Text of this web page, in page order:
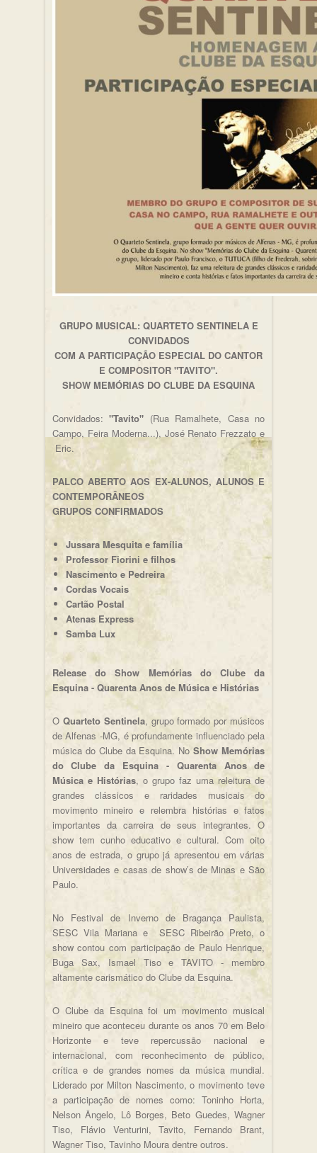
GRUPO MUSICAL: QUARTETO SENTINELA E
CONVIDADOS
COM A PARTICIPAÇÃO ESPECIAL DO CANTOR
E COMPOSITOR "TAVITO".
SHOW MEMÓRIAS DO CLUBE DA ESQUINA
Convidados:"Tavito" (Rua Ramalhete, Casa no
Campo, Feira Moderna...), José Renato Frezzato e
Eric.
PALCO ABERTO AOS EX-ALUNOS, ALUNOS E
CONTEMPORÂNEOS
GRUPOS CONFIRMADOS
Jussara Mesquita e família
Professor Fiorini e filhos
Nascimento e Pedreira
Cordas Vocais
Cartão Postal
Atenas Express
Samba Lux
Release do Show Memórias do Clube da
Esquina - Quarenta Anos de Música e Histórias
O Quarteto Sentinela, grupo formado por músicos
de Alfenas -MG, é profundamente influenciado pela
música do Clube da Esquina. NoShow Memórias
do Clube da Esquina - Quarenta Anos de
Música e Histórias, o grupo faz uma releitura de
grandes clássicos e raridades musicais do
movimento mineiro e relembra histórias e fatos
importantes da carreira de seus integrantes. O
show tem cunho educativo e cultural. Com oito
anos de estrada, o grupo já apresentou em várias
Universidades e casas de show’s de Minas e São
Paulo.
No Festival de Inverno de Bragança Paulista,
SESC Vila Mariana e SESC Ribeirão Preto, o
show contou com participação de Paulo Henrique,
Buga Sax, Ismael Tiso e TAVITO - membro
altamente carismático do Clube da Esquina.
O Clube da Esquina foi um movimento musical
mineiro que aconteceu durante os anos 70 em Belo
Horizonte e teve repercussão nacional e
internacional, com reconhecimento de público,
crítica e de grandes nomes da música mundial.
Liderado por Milton Nascimento, o movimento teve
a participação de nomes como: Toninho Horta,
Nelson Ângelo, Lô Borges, Beto Guedes, Wagner
Tiso, Flávio Venturini, Tavito, Fernando Brant,
Wagner Tiso, Tavinho Moura dentre outros.